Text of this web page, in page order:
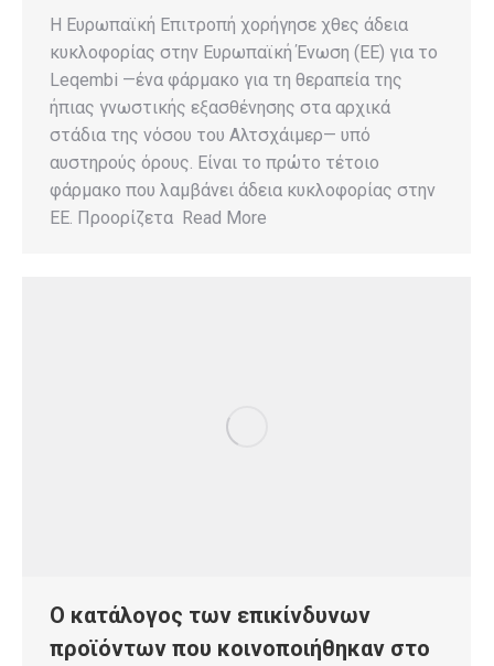
Η Ευρωπαϊκή Επιτροπή χορήγησε χθες άδεια
κυκλοφορίας στην Ευρωπαϊκή Ένωση (ΕΕ) για το
Leqembi —ένα φάρμακο για τη θεραπεία της
ήπιας γνωστικής εξασθένησης στα αρχικά
στάδια της νόσου του Αλτσχάιμερ— υπό
αυστηρούς όρους. Είναι το πρώτο τέτοιο
φάρμακο που λαμβάνει άδεια κυκλοφορίας στην
ΕΕ. Προορίζετα Read More
Ο κατάλογος των επικίνδυνων
προϊόντων που κοινοποιήθηκαν στο